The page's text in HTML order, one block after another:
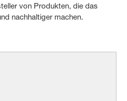
von Produkten, die das
nachhaltiger machen.